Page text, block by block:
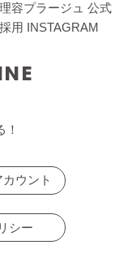
理容プラージュ 公式
採用 INSTAGRAM
ウント
シー